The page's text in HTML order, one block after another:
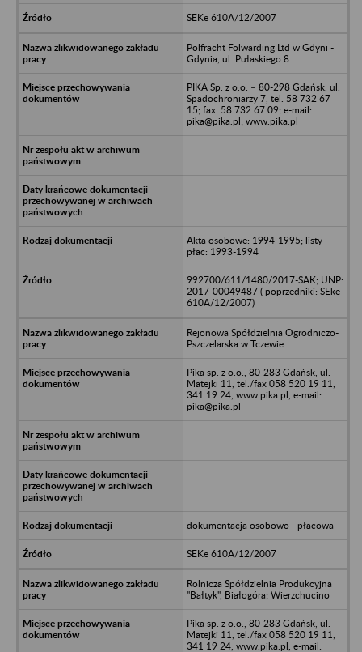
SEKe 610A/12/2007
Polfracht Folwarding Ltd w Gdyni -
Gdynia, ul. Pułaskiego 8
PIKA Sp. z o.o. – 80-298 Gdańsk, ul.
Spadochroniarzy 7, tel. 58 732 67
15; fax. 58 732 67 09; e-mail:
pika@pika.pl; www.pika.pl
Akta osobowe: 1994-1995; listy
płac: 1993-1994
992700/611/1480/2017-SAK; UNP:
2017-00049487 ( poprzedniki: SEke
610A/12/2007)
Rejonowa Spółdzielnia Ogrodniczo-
Pszczelarska w Tczewie
Pika sp. z o.o., 80-283 Gdańsk, ul.
Matejki 11, tel./fax 058 520 19 11,
341 19 24, www.pika.pl, e-mail:
pika@pika.pl
dokumentacja osobowo - płacowa
SEKe 610A/12/2007
Rolnicza Spółdzielnia Produkcyjna
"Bałtyk", Białogóra; Wierzchucino
Pika sp. z o.o., 80-283 Gdańsk, ul.
Matejki 11, tel./fax 058 520 19 11,
341 19 24, www.pika.pl, e-mail: